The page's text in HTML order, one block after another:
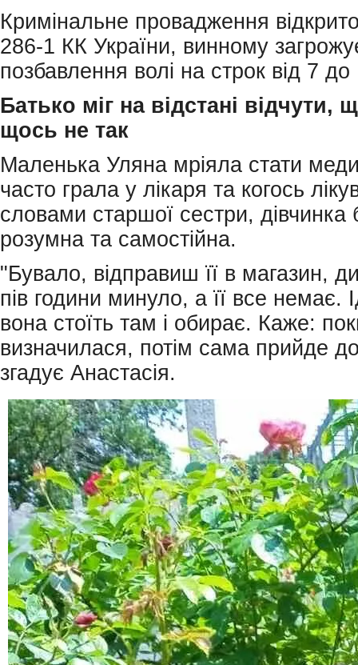
Кримінальне провадження
286-1 КК України, винному
позбавлення волі на строк від 7 до
Батько міг на відстані відчути,
щось не так
Маленька Уляна мріяла стати
часто грала у лікаря та когось
словами старшої сестри, дівчинка
розумна та самостійна.
"Бувало, відправиш її в магазин,
пів години минуло, а її все немає.
вона стоїть там і обирає. Каже:
визначилася, потім сама прийде
згадує Анастасія.